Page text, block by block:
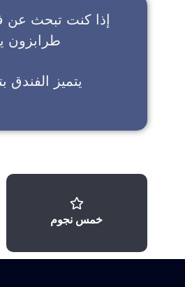
إذا كنت تبحث عن
طرابزون
يتميز
خمس نجوم